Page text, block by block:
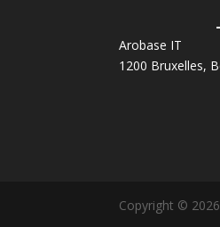
Arobase IT
1200 Bruxelles,
Copyright ©